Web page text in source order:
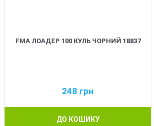
FMA ЛОАДЕР 100 КУЛЬ ЧОРНИЙ 18837
248 грн
ДО КОШИКУ